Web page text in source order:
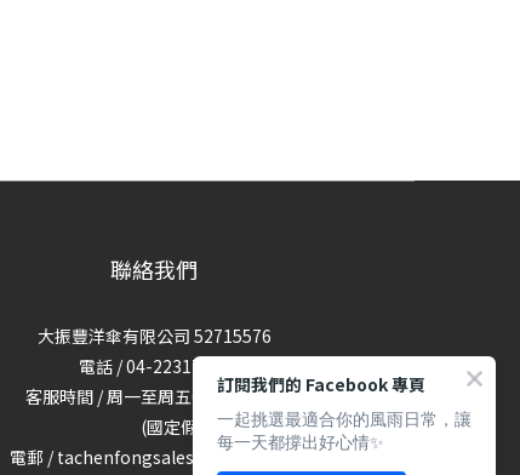
聯絡我們
大振豐洋傘有限公司 52715576
電話 / 04-22317689
客服時間 / 周一至周五09:00-18:00
(國定假日休)
電郵 / tachenfongsales@gmail.com
訂閱我們的 Facebook 專頁
一起挑選最適合你的風雨日常，讓
每一天都撐出好心情✨